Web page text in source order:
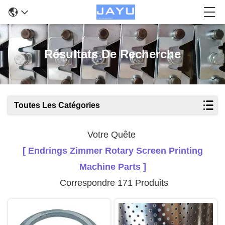
Résultats De Recherche
Toutes Les Catégories
Votre Quête
[ Endrings Zimmer Rotary Screen Printing
Machine Parts ]
Correspondre 171 Produits